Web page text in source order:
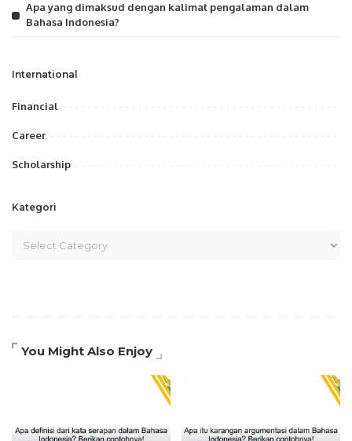
Apa yang dimaksud dengan kalimat pengalaman dalam
Bahasa Indonesia?
International
Financial
Career
Scholarship
Kategori
You Might Also Enjoy